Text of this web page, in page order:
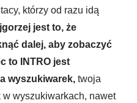
którzy od razu idą
jest to, że
dalej, aby zobaczyć
to INTRO jest
wyszukiwarek, twoja
w wyszukiwarkach, nawet